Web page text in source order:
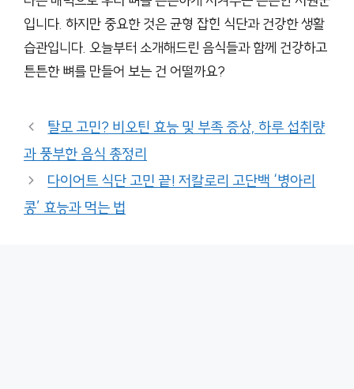
입니다. 하지만 중요한 것은 균형 잡힌 식단과 건강한 생활
습관입니다. 오늘부터 소개해드린 음식들과 함께 건강하고
튼튼한 뼈를 만들어 보는 건 어떨까요?
탈모 고민? 비오틴 효능 및 부족 증상, 하루 섭취량
과 풍부한 음식 총정리
다이어트 식단 고민 끝! 저칼로리 고단백 ‘병아리
콩’ 효능과 먹는 법